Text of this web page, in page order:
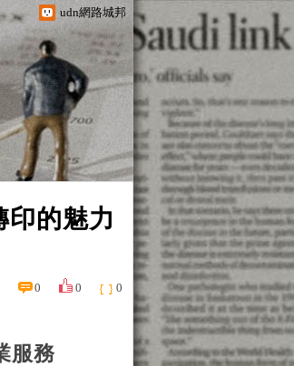
udn網路城邦
的魅力
0 0 0
服務